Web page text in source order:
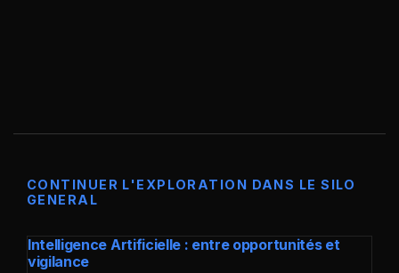
CONTINUER L'EXPLORATION DANS LE SILO
GENERAL
Intelligence Artificielle : entre opportunités et
vigilance